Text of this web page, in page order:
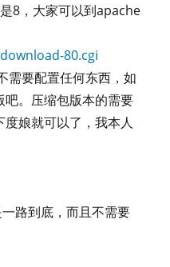
，大家可以到apache
80.cgi
要配置任何东西，如
。压缩包版本的需要
娘就可以了，我本人
路到底，而且不需要